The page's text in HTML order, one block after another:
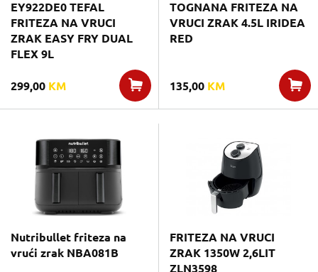
EY922DE0 TEFAL
FRITEZA NA VRUCI
ZRAK EASY FRY DUAL
FLEX 9L
299,00 KM
TOGNANA FRITEZA NA
VRUCI ZRAK 4.5L IRIDEA
RED
135,00 KM
Nutribullet friteza na
vrući zrak NBA081B
FRITEZA NA VRUCI
ZRAK 1350W 2,6LIT
ZLN3598